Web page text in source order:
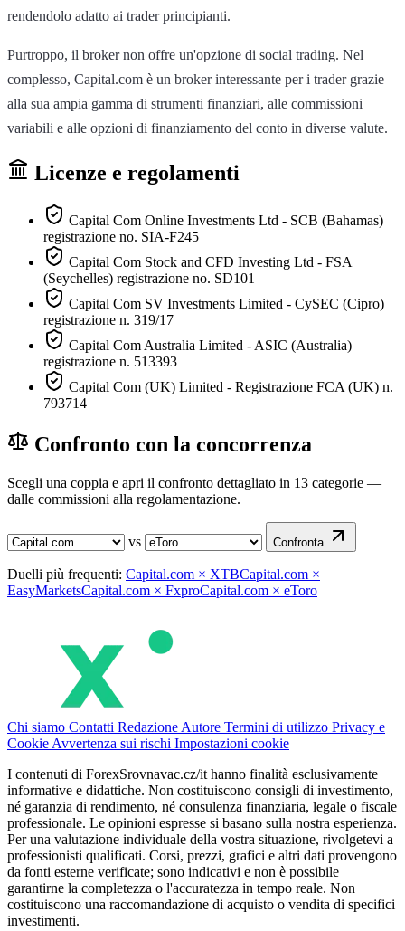
rendendolo adatto ai trader principianti.
Purtroppo, il broker non offre un'opzione di social trading. Nel
complesso, Capital.com è un broker interessante per i trader grazie
alla sua ampia gamma di strumenti finanziari, alle commissioni
variabili e alle opzioni di finanziamento del conto in diverse valute.
Licenze e regolamenti
Capital Com Online Investments Ltd - SCB (Bahamas)
registrazione no. SIA-F245
Capital Com Stock and CFD Investing Ltd - FSA
(Seychelles) registrazione no. SD101
Capital Com SV Investments Limited - CySEC (Cipro)
registrazione n. 319/17
Capital Com Australia Limited - ASIC (Australia)
registrazione n. 513393
Capital Com (UK) Limited - Registrazione FCA (UK) n.
793714
Confronto con la concorrenza
Scegli una coppia e apri il confronto dettagliato in 13 categorie —
dalle commissioni alla regolamentazione.
vs Confronta
Duelli più frequenti: Capital.com × XTBCapital.com ×
EasyMarketsCapital.com × FxproCapital.com × eToro
Chi siamo Contatti Redazione Autore Termini di utilizzo Privacy e
Cookie Avvertenza sui rischi Impostazioni cookie
I contenuti di ForexSrovnavac.cz/it hanno finalità esclusivamente
informative e didattiche. Non costituiscono consigli di investimento,
né garanzia di rendimento, né consulenza finanziaria, legale o fiscale
professionale. Le opinioni espresse si basano sulla nostra esperienza.
Per una valutazione individuale della vostra situazione, rivolgetevi a
professionisti qualificati. Corsi, prezzi, grafici e altri dati provengono
da fonti esterne verificate; sono indicativi e non è possibile
garantirne la completezza o l'accuratezza in tempo reale. Non
costituiscono una raccomandazione di acquisto o vendita di specifici
investimenti.